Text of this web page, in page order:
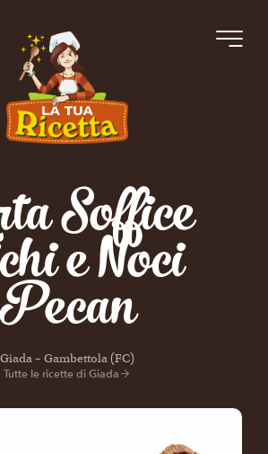
Soffice
e Noci
Pecan
Giada – Gambettola (FC)
Tutte le ricette di Giada